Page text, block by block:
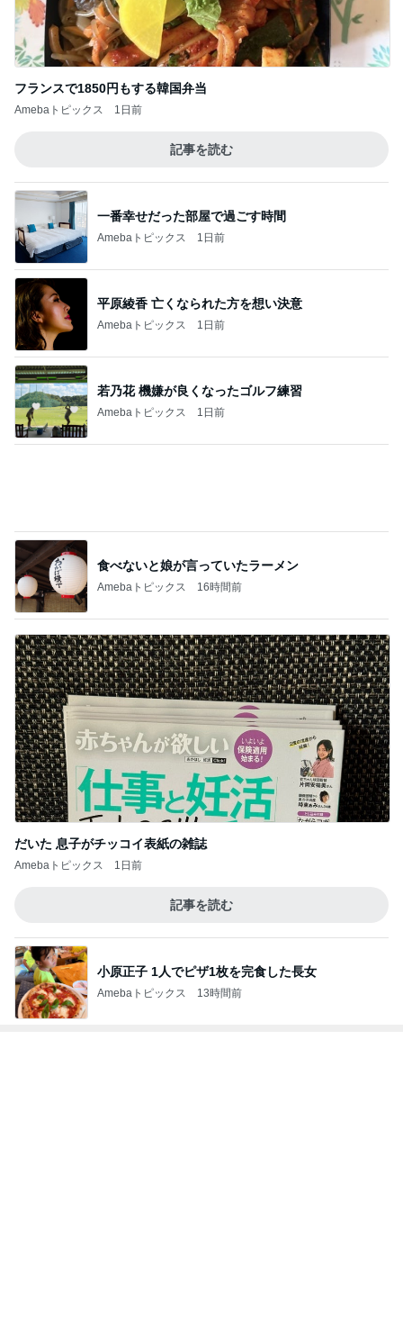
フランスで1850円もする韓国弁当
Amebaトピックス 1日前
記事を読む
一番幸せだった部屋で過ごす時間
Amebaトピックス 1日前
平原綾香 亡くなられた方を想い決意
Amebaトピックス 1日前
若乃花 機嫌が良くなったゴルフ練習
Amebaトピックス 1日前
食べないと娘が言っていたラーメン
Amebaトピックス 16時間前
だいた 息子がチッコイ表紙の雑誌
Amebaトピックス 1日前
記事を読む
小原正子 1人でピザ1枚を完食した長女
Amebaトピックス 13時間前